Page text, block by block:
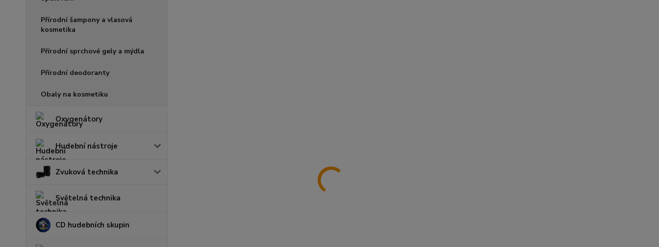
Přírodní šampony a vlasová
kosmetika
Přírodní sprchové gely a mýdla
Přírodní deodoranty
Obaly na kosmetiku
Oxygenátory
Hudební nástroje
Zvuková technika
Světelná technika
CD hudebních skupin